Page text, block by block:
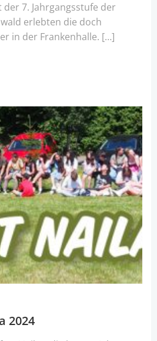
7. Jahrgangsstufe der
erlebten die doch
in der Frankenhalle. […]
2024